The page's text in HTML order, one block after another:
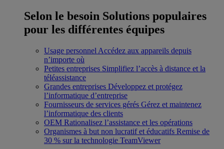
Selon le besoin Solutions populaires
pour les différentes équipes
Usage personnel Accédez aux appareils depuis
n’importe où
Petites entreprises Simplifiez l’accès à distance et la
téléassistance
Grandes entreprises Développez et protégez
l’informatique d’entreprise
Fournisseurs de services gérés Gérez et maintenez
l’informatique des clients
OEM Rationalisez l’assistance et les opérations
Organismes à but non lucratif et éducatifs Remise de
30 % sur la technologie TeamViewer